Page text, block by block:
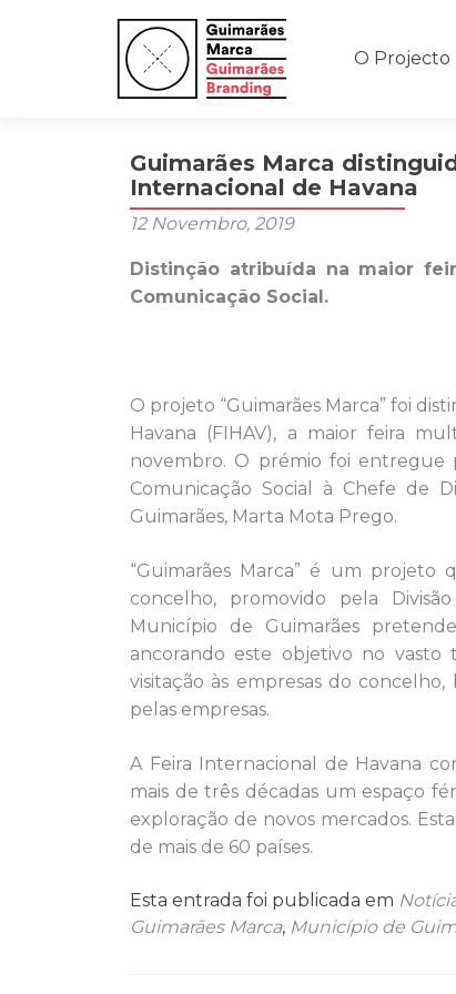
o
O Projecto
Guimarães Marca
Internacional de Havana
12 Novembro, 2019
Distinção atribuída na maior
Comunicação Social.
O projeto “Guimarães Marca” foi
Havana (FIHAV), a maior feira
novembro. O prémio foi entregue
Comunicação Social à Chefe de
Guimarães, Marta Mota Prego.
“Guimarães Marca” é um
concelho, promovido pela
Município de Guimarães
ancorando este objetivo no vasto
visitação às empresas do
pelas empresas.
A Feira Internacional de Havana
mais de três décadas um espaço
exploração de novos mercados.
de mais de 60 países.
Esta entrada foi publicada em
Guimarães Marca, Município de